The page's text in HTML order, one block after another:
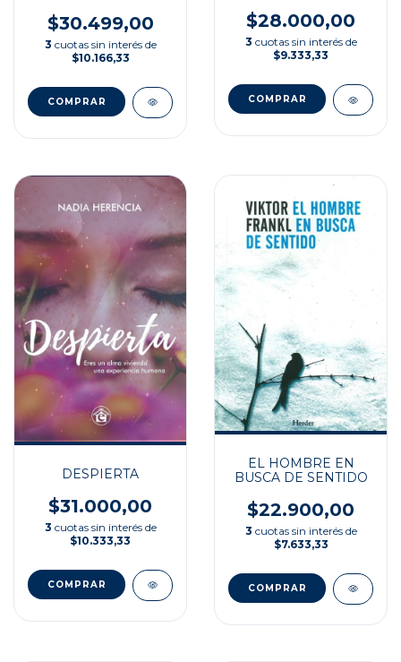
$30.499,00
3 cuotas sin interés de
$10.166,33
$28.000,00
3 cuotas sin interés de
$9.333,33
DESPIERTA
$31.000,00
3 cuotas sin interés de
$10.333,33
EL HOMBRE EN
BUSCA DE SENTIDO
$22.900,00
3 cuotas sin interés de
$7.633,33